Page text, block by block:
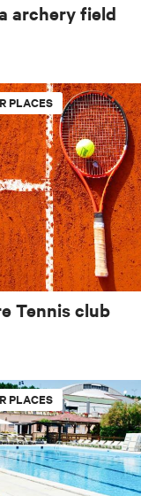
archery field
PLACES
Tennis club
PLACES